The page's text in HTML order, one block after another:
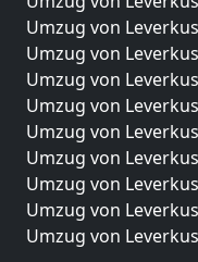
Umzug von
Umzug von
Umzug von
Umzug von
Umzug von
Umzug von
Umzug von
Umzug von
Umzug von